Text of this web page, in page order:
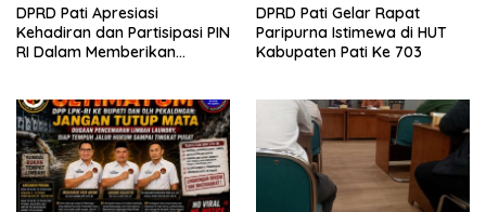
DPRD Pati Apresiasi
Kehadiran dan Partisipasi PIN
RI Dalam Memberikan
DPRD Pati Gelar Rapat
Paripurna Istimewa di HUT
Kabupaten Pati Ke 703